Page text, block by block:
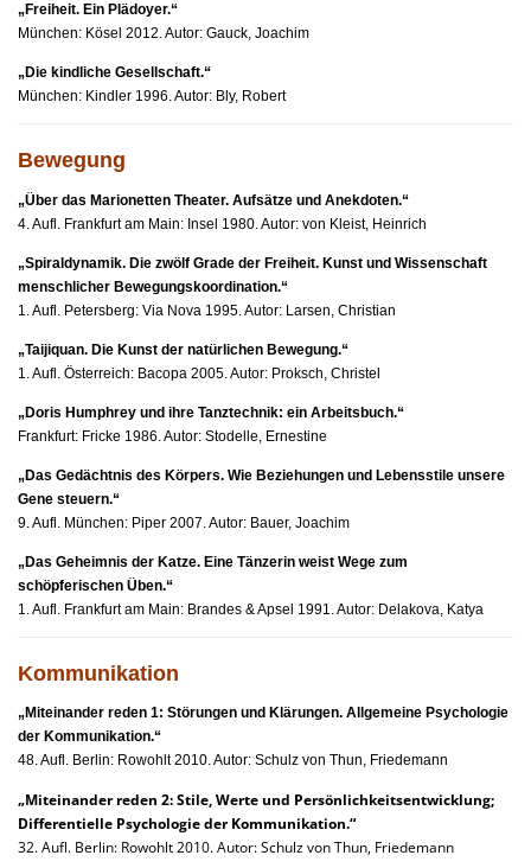
„Freiheit. Ein Plädoyer.“
München: Kösel 2012. Autor: Gauck, Joachim
„Die kindliche Gesellschaft.“
München: Kindler 1996. Autor: Bly, Robert
Bewegung
„Über das Marionetten Theater. Aufsätze und Anekdoten.“
4. Aufl. Frankfurt am Main: Insel 1980. Autor: von Kleist, Heinrich
„Spiraldynamik. Die zwölf Grade der Freiheit. Kunst und Wissenschaft
menschlicher Bewegungskoordination.“
1. Aufl. Petersberg: Via Nova 1995. Autor: Larsen, Christian
„Taijiquan. Die Kunst der natürlichen Bewegung.“
1. Aufl. Österreich: Bacopa 2005. Autor: Proksch, Christel
„Doris Humphrey und ihre Tanztechnik: ein Arbeitsbuch.“
Frankfurt: Fricke 1986. Autor: Stodelle, Ernestine
„Das Gedächtnis des Körpers. Wie Beziehungen und Lebensstile unsere
Gene steuern.“
9. Aufl. München: Piper 2007. Autor: Bauer, Joachim
„Das Geheimnis der Katze. Eine Tänzerin weist Wege zum
schöpferischen Üben.“
1. Aufl. Frankfurt am Main: Brandes & Apsel 1991. Autor: Delakova, Katya
Kommunikation
„Miteinander reden 1: Störungen und Klärungen. Allgemeine Psychologie
der Kommunikation.“
48. Aufl. Berlin: Rowohlt 2010. Autor: Schulz von Thun, Friedemann
„Miteinander reden 2: Stile, Werte und Persönlichkeitsentwicklung;
Differentielle Psychologie der Kommunikation.“
32. Aufl. Berlin: Rowohlt 2010. Autor: Schulz von Thun, Friedemann